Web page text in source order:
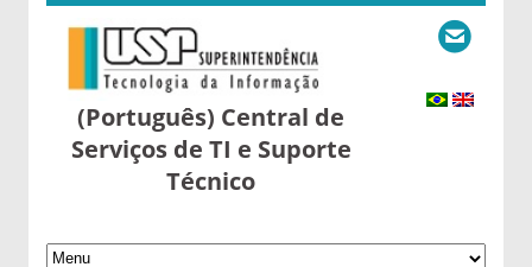
(Português) Central de
Serviços de TI e Suporte
Técnico